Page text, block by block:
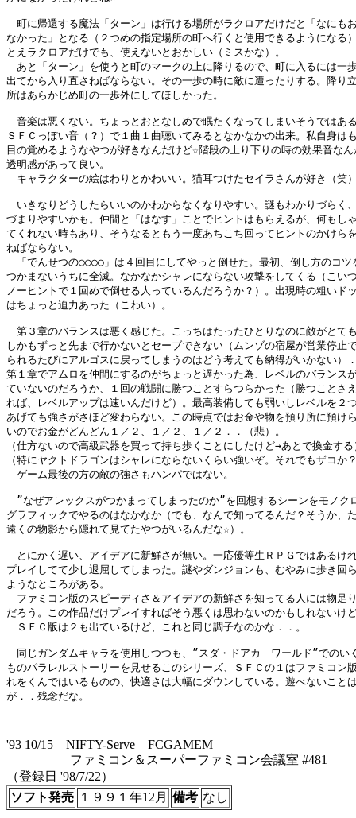
町に帰還する魔法「ターン」は行ける場所がラクロアだけだと「なにも
なかった」となる（２つめの指定場所の町へ行くと使用できるようになる
とえラクロアだけでも、使えないとおかしい（ミスかな）。
あと「ターン」を使うと町のマークの上に降りるので、町に入るには一
出てから入り直さねばならない。その一歩の時に敵に遭ったりする。降り
所はあらかじめ町の一歩外にしてほしかった。
音楽は悪くない。ちょっとおとなしめで眠たくなってしまいそうではあ
ＳＦＣっぽい音（？）で１曲１曲聴いてみるとなかなかの出来。私自身は
目の覚めるようなやつが好きなんだけど☆階段の上り下りの時の効果音なん
透明感があって良い。
キャラクターの絵はわりとかわいい。猫耳つけたセイラさんが好き（笑
いきなりどうしたらいいのかわからなくなりやすい。謎もわかりづらく
づまりやすいかも。仲間と「はなす」ことでヒントはもらえるが、何もし
てくれない時もあり、そうなるともう一度あちこち回ってヒントのかけら
ねばならない。
「でんせつの○○○○」は４回目にしてやっと倒せた。最初、倒し方のコツ
つかまないうちに全滅。なかなかシャレにならない攻撃をしてくる（こい
ノーヒントで１回めで倒せる人っているんだろうか？）。出現時の粗いド
はちょっと迫力あった（こわい）。
第３章のバランスは悪く感じた。こっちはたったひとりなのに敵がとて
しかもずっと先まで行かないとセーブできない（ムンゾの宿屋が営業停止
られるたびにアルゴスに戻ってしまうのはどう考えても納得がいかない）
第１章でアムロを仲間にするのがちょっと遅かった為、レベルのバランス
ていないのだろうか、１回の戦闘に勝つことすらつらかった（勝つことさ
れば、レベルアップは速いんだけど）。最高装備しても弱いしレベルを２
あげても強さがさほど変わらない。この時点ではお金や物を預り所に預け
いのでお金がどんどん１／２、１／２、１／２．．（悲）。
（仕方ないので高級武器を買って持ち歩くことにしたけど→あとで換金する
（特にヤクトドラゴンはシャレにならないくらい強いぞ。それでもザコか
ゲーム最後の方の敵の強さもハンパではない。
”なぜアレックスがつかまってしまったのか”を回想するシーンをモノク
グラフィックでやるのはなかなか（でも、なんで知ってるんだ？そうか、
遠くの物影から隠れて見てたやつがいるんだな☆）。
とにかく遅い、アイデアに新鮮さが無い。一応優等生ＲＰＧではあるけ
プレイしてて少し退屈してしまった。謎やダンジョンも、むやみに歩き回
ようなところがある。
ファミコン版のスピーディさ＆アイデアの新鮮さを知ってる人には物足
だろう。この作品だけプレイすればそう悪くは思わないのかもしれないけ
ＳＦＣ版は２も出ているけど、これと同じ調子なのかな．．。
同じガンダムキャラを使用しつつも、”スダ・ドアカ　ワールド”でのい
ものパラレルストーリーを見せるこのシリーズ、ＳＦＣの１はファミコン
れをくんではいるものの、快適さは大幅にダウンしている。遊べないこと
が．．残念だな。
'93 10/15 NIFTY-Serve FCGAMEM
ファミコン＆スーパーファミコン会議室 #481
（登録日 '98/7/22）
ソフト発売 １９９１年12月 備考 なし